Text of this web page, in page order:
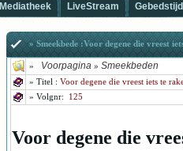
Mediatheek LiveStream
» Smeekbede :Voor degene die vreest
» Voorpagina » Smeekbeden
» Titel : Voor degene die vreest iets te
» Volgnr: 125
Voor degene die